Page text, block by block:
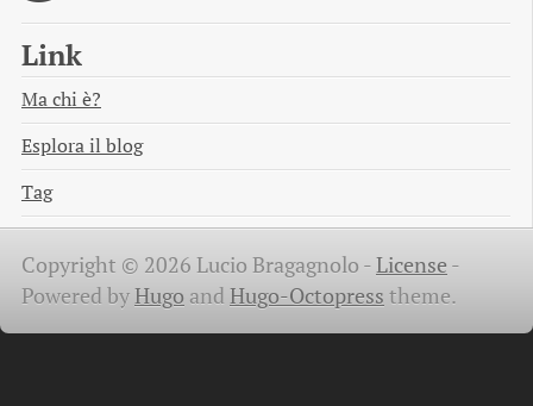
Link
Ma chi è?
Esplora il blog
Tag
Copyright © 2026 Lucio Bragagnolo -License -
Powered byHugo and Hugo-Octopress theme.